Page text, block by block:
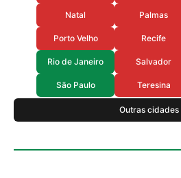
Natal Palmas
Porto Velho Recife
Rio de Janeiro Salvador
São Paulo Teresina
Outras